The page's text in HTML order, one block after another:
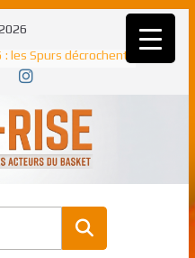
: les Spurs décrochent
NBA, la rude bataille
les Bucks et Giannis
triomphent, le Greek
: son premier
points en NBA, le
en 2002 :
sacré Rookie de